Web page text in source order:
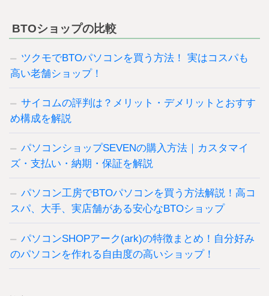
BTOショップの比較
ツクモでBTOパソコンを買う方法！ 実はコスパも
高い老舗ショップ！
サイコムの評判は？メリット・デメリットとおすす
め構成を解説
パソコンショップSEVENの購入方法｜カスタマイ
ズ・支払い・納期・保証を解説
パソコン工房でBTOパソコンを買う方法解説！高コ
スパ、大手、実店舗がある安心なBTOショップ
パソコンSHOPアーク(ark)の特徴まとめ！自分好み
のパソコンを作れる自由度の高いショップ！